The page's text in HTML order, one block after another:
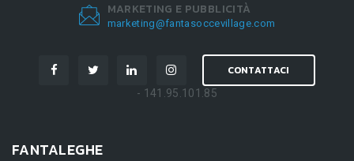
MARKETING E PUBBLICITÀ
marketing@fantasoccevillage.com
CONTATTACI
- 141.95.101.85
FANTALEGHE